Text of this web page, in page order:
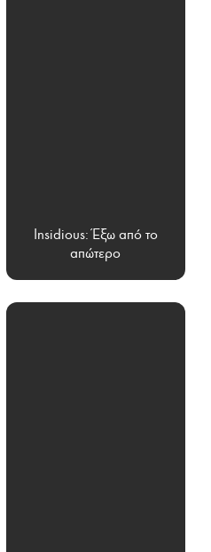
Insidious: Έξω από το
απώτερο